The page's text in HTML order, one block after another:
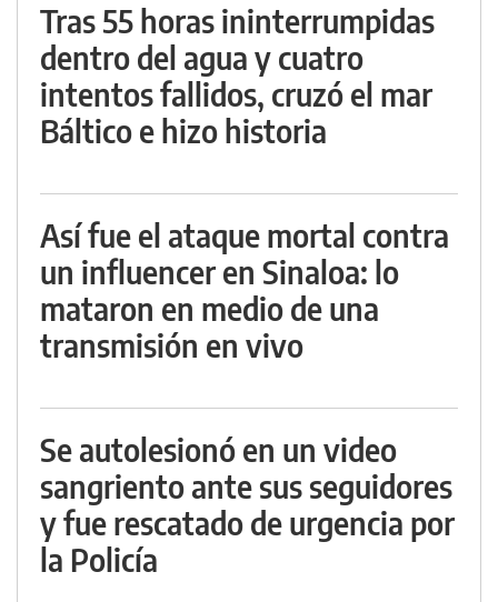
Tras 55 horas ininterrumpidas
dentro del agua y cuatro
intentos fallidos, cruzó el mar
Báltico e hizo historia
Así fue el ataque mortal contra
un influencer en Sinaloa: lo
mataron en medio de una
transmisión en vivo
Se autolesionó en un video
sangriento ante sus seguidores
y fue rescatado de urgencia por
la Policía